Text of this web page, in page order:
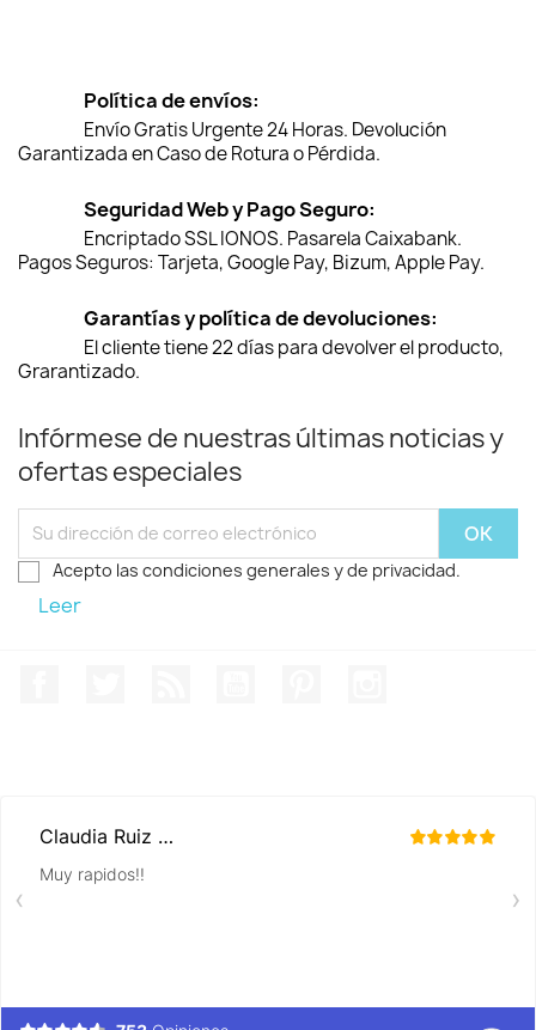
Política de envíos:
Envío Gratis Urgente 24 Horas. Devolución
Garantizada en Caso de Rotura o Pérdida.
Seguridad Web y Pago Seguro:
Encriptado SSL IONOS. Pasarela Caixabank.
Pagos Seguros: Tarjeta, Google Pay, Bizum, Apple Pay.
Garantías y política de devoluciones:
El cliente tiene 22 días para devolver el producto,
Grarantizado.
Infórmese de nuestras últimas noticias y
ofertas especiales
Acepto las condiciones generales y de privacidad.
Leer